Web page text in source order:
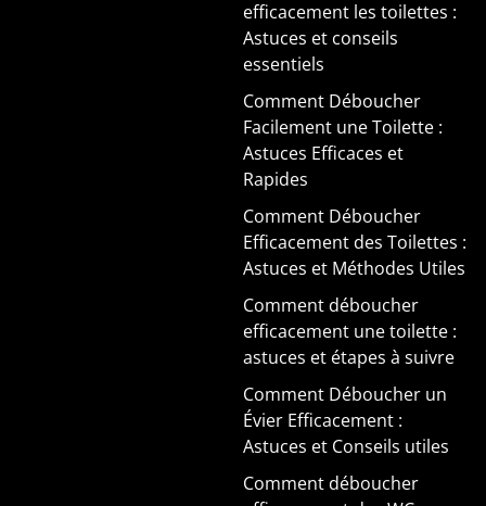
efficacement les toilettes :
Astuces et conseils
essentiels
Comment Déboucher
Facilement une Toilette :
Astuces Efficaces et
Rapides
Comment Déboucher
Efficacement des Toilettes :
Astuces et Méthodes Utiles
Comment déboucher
efficacement une toilette :
astuces et étapes à suivre
Comment Déboucher un
Évier Efficacement :
Astuces et Conseils utiles
Comment déboucher